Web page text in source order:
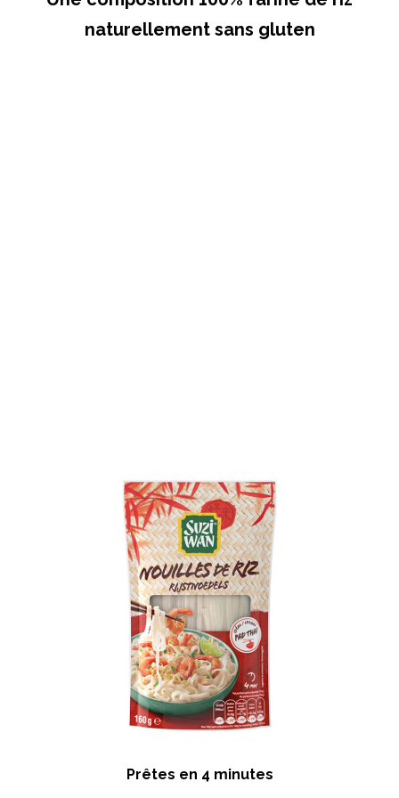
naturellement sans gluten
Prêtes en 4 minutes